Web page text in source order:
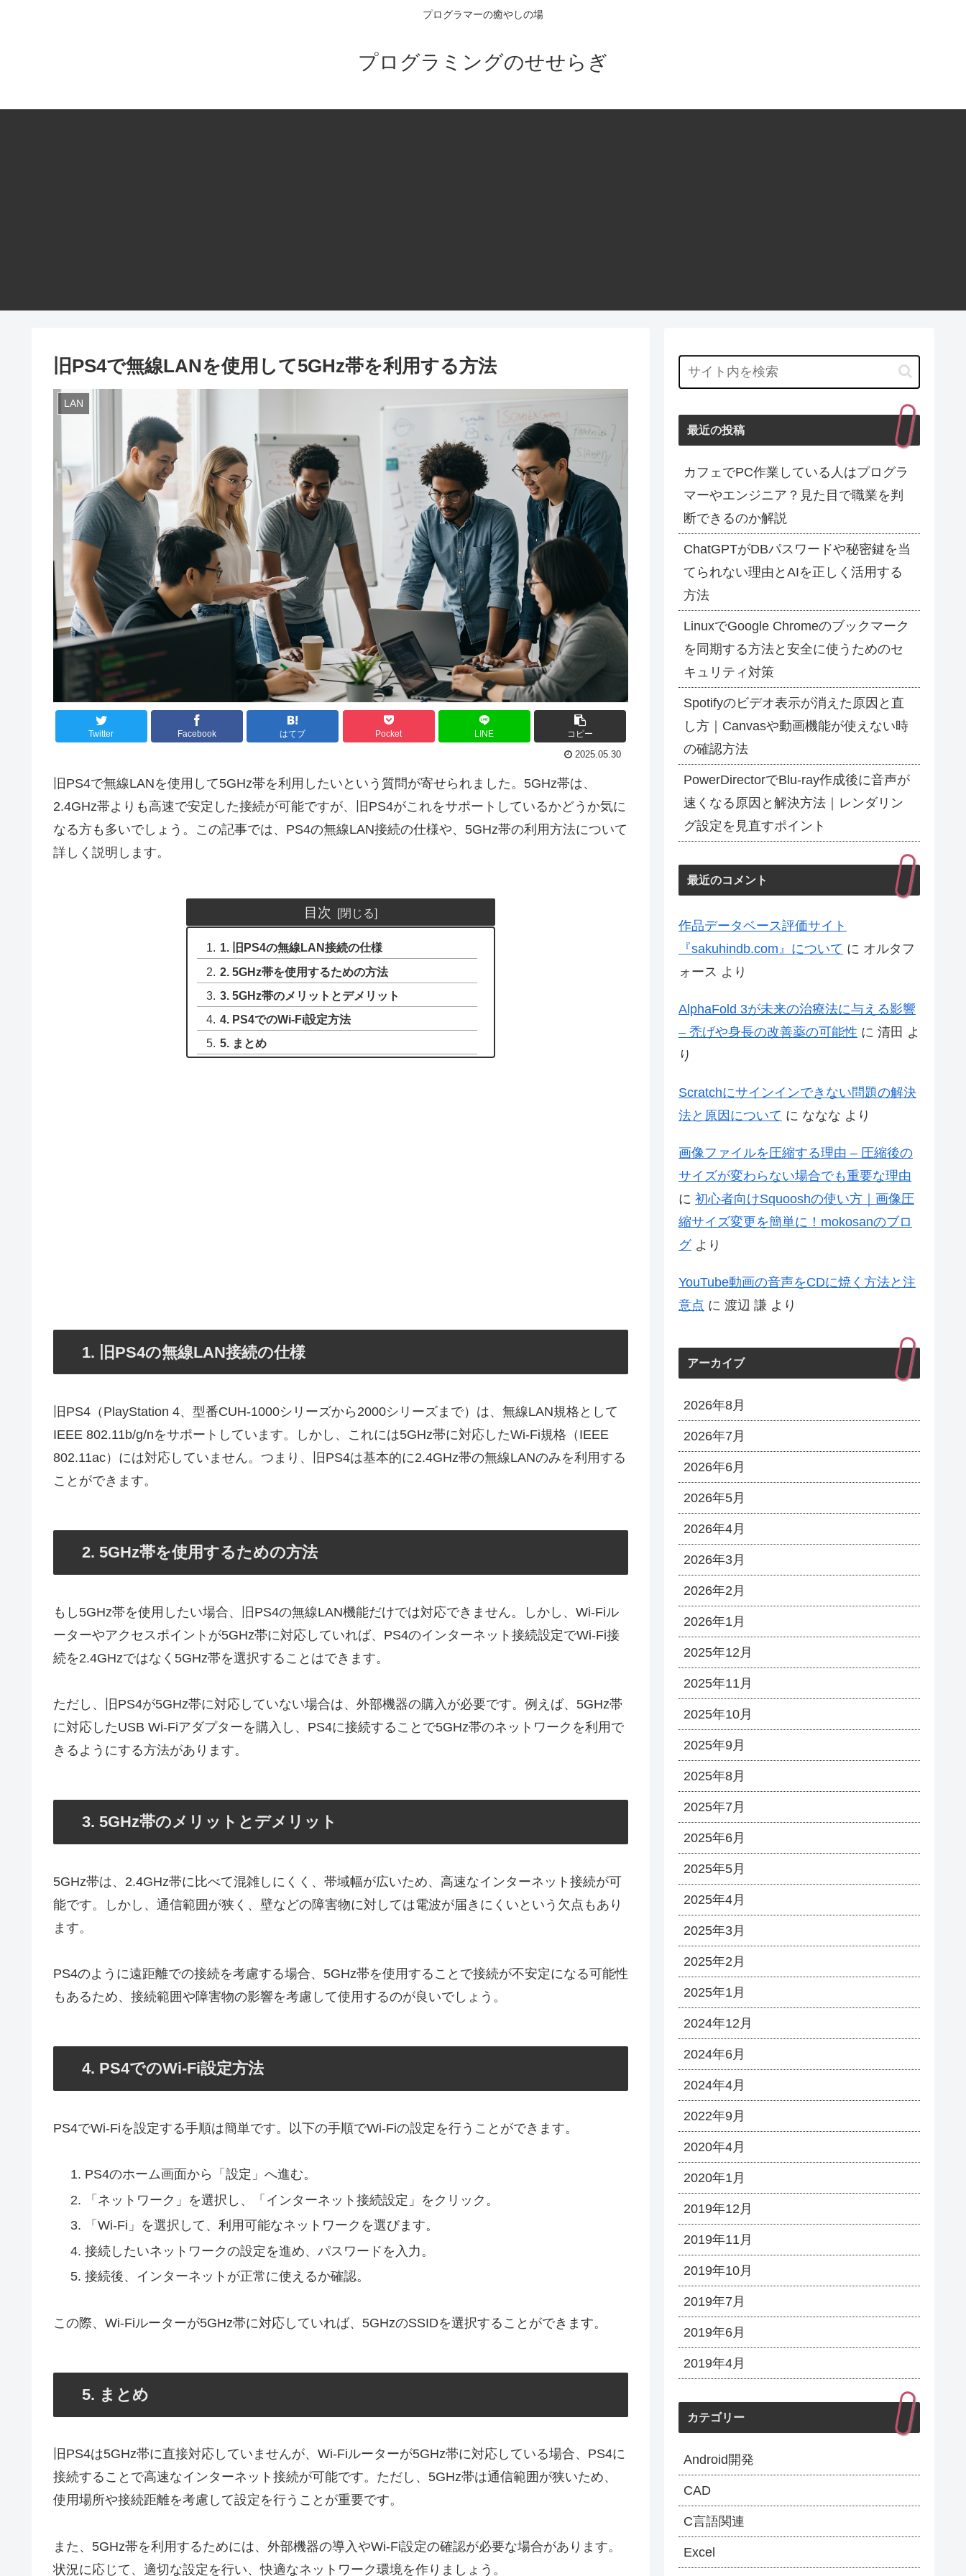
プログラマーの癒やしの場
プログラミングのせせらぎ
旧PS4で無線LANを使用して5GHz帯を利用する方法
LAN
Twitter Facebook はてブ Pocket LINE コピー
2025.05.30
旧PS4で無線LANを使用して5GHz帯を利用したいという質問が寄せられました。5GHz帯は、
2.4GHz帯よりも高速で安定した接続が可能ですが、旧PS4がこれをサポートしているかどうか気に
なる方も多いでしょう。この記事では、PS4の無線LAN接続の仕様や、5GHz帯の利用方法について
詳しく説明します。
目次
1. 旧PS4の無線LAN接続の仕様
2. 5GHz帯を使用するための方法
3. 5GHz帯のメリットとデメリット
4. PS4でのWi-Fi設定方法
5. まとめ
1. 旧PS4の無線LAN接続の仕様
旧PS4（PlayStation 4、型番CUH-1000シリーズから2000シリーズまで）は、無線LAN規格として
IEEE 802.11b/g/nをサポートしています。しかし、これには5GHz帯に対応したWi-Fi規格（IEEE
802.11ac）には対応していません。つまり、旧PS4は基本的に2.4GHz帯の無線LANのみを利用する
ことができます。
2. 5GHz帯を使用するための方法
もし5GHz帯を使用したい場合、旧PS4の無線LAN機能だけでは対応できません。しかし、Wi-Fiル
ーターやアクセスポイントが5GHz帯に対応していれば、PS4のインターネット接続設定でWi-Fi接
続を2.4GHzではなく5GHz帯を選択することはできます。
ただし、旧PS4が5GHz帯に対応していない場合は、外部機器の購入が必要です。例えば、5GHz帯
に対応したUSB Wi-Fiアダプターを購入し、PS4に接続することで5GHz帯のネットワークを利用で
きるようにする方法があります。
3. 5GHz帯のメリットとデメリット
5GHz帯は、2.4GHz帯に比べて混雑しにくく、帯域幅が広いため、高速なインターネット接続が可
能です。しかし、通信範囲が狭く、壁などの障害物に対しては電波が届きにくいという欠点もあり
ます。
PS4のように遠距離での接続を考慮する場合、5GHz帯を使用することで接続が不安定になる可能性
もあるため、接続範囲や障害物の影響を考慮して使用するのが良いでしょう。
4. PS4でのWi-Fi設定方法
PS4でWi-Fiを設定する手順は簡単です。以下の手順でWi-Fiの設定を行うことができます。
PS4のホーム画面から「設定」へ進む。
「ネットワーク」を選択し、「インターネット接続設定」をクリック。
「Wi-Fi」を選択して、利用可能なネットワークを選びます。
接続したいネットワークの設定を進め、パスワードを入力。
接続後、インターネットが正常に使えるか確認。
この際、Wi-Fiルーターが5GHz帯に対応していれば、5GHzのSSIDを選択することができます。
5. まとめ
旧PS4は5GHz帯に直接対応していませんが、Wi-Fiルーターが5GHz帯に対応している場合、PS4に
接続することで高速なインターネット接続が可能です。ただし、5GHz帯は通信範囲が狭いため、
使用場所や接続距離を考慮して設定を行うことが重要です。
また、5GHz帯を利用するためには、外部機器の導入やWi-Fi設定の確認が必要な場合があります。
状況に応じて、適切な設定を行い、快適なネットワーク環境を作りましょう。
最近の投稿
カフェでPC作業している人はプログラ
マーやエンジニア？見た目で職業を判
断できるのか解説
ChatGPTがDBパスワードや秘密鍵を当
てられない理由とAIを正しく活用する
方法
LinuxでGoogle Chromeのブックマーク
を同期する方法と安全に使うためのセ
キュリティ対策
Spotifyのビデオ表示が消えた原因と直
し方｜Canvasや動画機能が使えない時
の確認方法
PowerDirectorでBlu-ray作成後に音声が
速くなる原因と解決方法｜レンダリン
グ設定を見直すポイント
最近のコメント
作品データベース評価サイト
『sakuhindb.com』について に オルタフ
ォース より
AlphaFold 3が未来の治療法に与える影響
– 禿げや身長の改善薬の可能性 に 清田 よ
り
Scratchにサインインできない問題の解決
法と原因について に ななな より
画像ファイルを圧縮する理由 – 圧縮後の
サイズが変わらない場合でも重要な理由
に 初心者向けSquooshの使い方｜画像圧
縮サイズ変更を簡単に！mokosanのブロ
グより
YouTube動画の音声をCDに焼く方法と注
意点 に 渡辺 謙 より
アーカイブ
2026年8月
2026年7月
2026年6月
2026年5月
2026年4月
2026年3月
2026年2月
2026年1月
2025年12月
2025年11月
2025年10月
2025年9月
2025年8月
2025年7月
2025年6月
2025年5月
2025年4月
2025年3月
2025年2月
2025年1月
2024年12月
2024年6月
2024年4月
2022年9月
2020年4月
2020年1月
2019年12月
2019年11月
2019年10月
2019年7月
2019年6月
2019年4月
カテゴリー
Android開発
CAD
C言語関連
Excel